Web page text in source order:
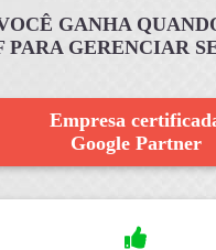
GANHA
PARA GERENCIAR
Empresa
Google Partner